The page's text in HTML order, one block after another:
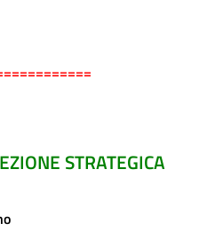
STRATEGICA